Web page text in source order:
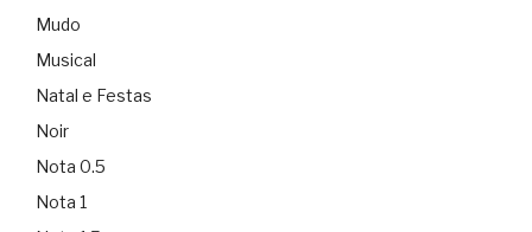
Mudo
Musical
Natal e Festas
Noir
Nota 0.5
Nota 1